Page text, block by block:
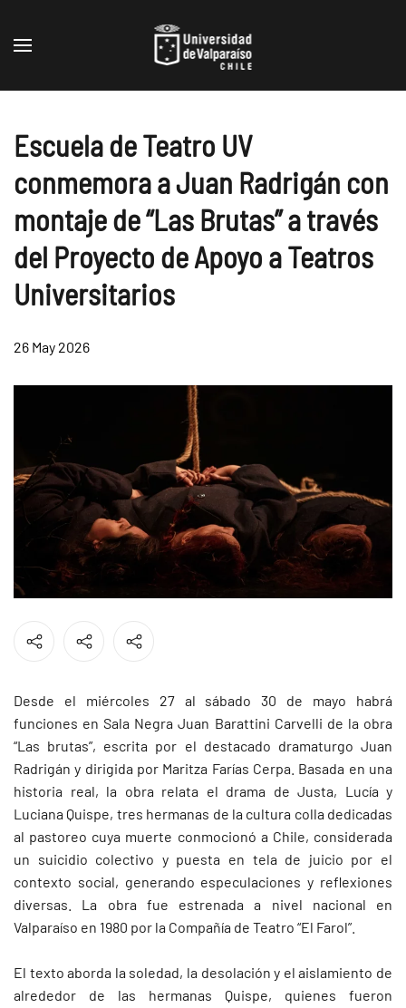
Skip to main content
Escuela de Teatro UV
conmemora a Juan Radrigán con
montaje de “Las Brutas” a través
del Proyecto de Apoyo a Teatros
Universitarios
26 May 2026
Desde el miércoles 27 al sábado 30 de mayo habrá
funciones en Sala Negra Juan Barattini Carvelli de la obra
“Las brutas”, escrita por el destacado dramaturgo Juan
Radrigán y dirigida por Maritza Farías Cerpa. Basada en una
historia real, la obra relata el drama de Justa, Lucía y
Luciana Quispe, tres hermanas de la cultura colla dedicadas
al pastoreo cuya muerte conmocionó a Chile, considerada
un suicidio colectivo y puesta en tela de juicio por el
contexto social, generando especulaciones y reflexiones
diversas. La obra fue estrenada a nivel nacional en
Valparaíso en 1980 por la Compañía de Teatro “El Farol”.
El texto aborda la soledad, la desolación y el aislamiento de
alrededor de las hermanas Quispe, quienes fueron